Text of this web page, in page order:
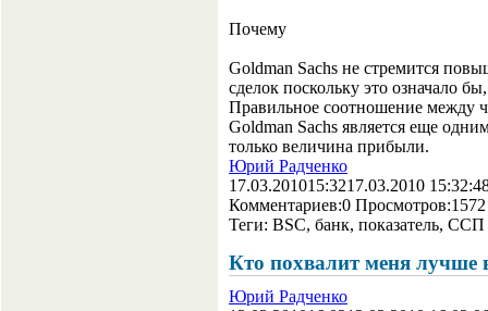
Почему
Goldman Sachs не стремится
сделок поскольку это означало
Правильное соотношение между
Goldman Sachs является еще
только величина прибыли.
Юрий Радченко
17.03.201015:3217.03.2010
Комментариев:0 Просмотров:1572
Теги: BSC, банк, показатель, ССП
Кто похвалит меня лучше
Юрий Радченко